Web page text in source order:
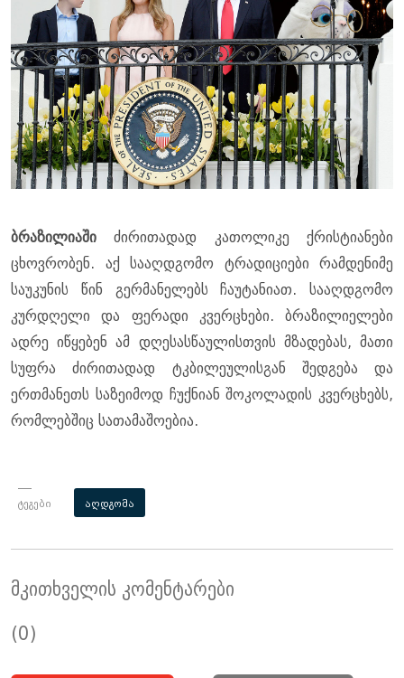
ბრაზილიაშიძირითადად კათოლიკე ქრისტიანები
ცხოვრობენ. აქ სააღდგომო ტრადიციები რამდენიმე
საუკუნის წინ გერმანელებს ჩაუტანიათ. სააღდგომო
კურდღელი და ფერადი კვერცხები. ბრაზილიელები
ადრე იწყებენ ამ დღესასწაულისთვის მზადებას, მათი
სუფრა ძირითადად ტკბილეულისგან შედგება და
ერთმანეთს საზეიმოდ ჩუქნიან შოკოლადის კვერცხებს,
რომლებშიც სათამაშოებია.
ტეგები აღდგომა
მკითხველის კომენტარები
(0)